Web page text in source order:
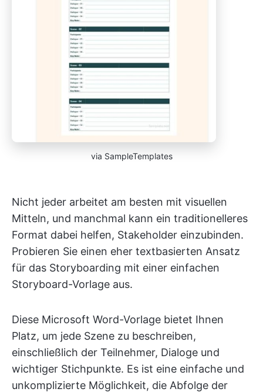
via SampleTemplates
Nicht jeder arbeitet am besten mit visuellen
Mitteln, und manchmal kann ein traditionelleres
Format dabei helfen, Stakeholder einzubinden.
Probieren Sie einen eher textbasierten Ansatz
für das Storyboarding mit einer einfachen
Storyboard-Vorlage aus.
Diese Microsoft Word-Vorlage bietet Ihnen
Platz, um jede Szene zu beschreiben,
einschließlich der Teilnehmer, Dialoge und
wichtiger Stichpunkte. Es ist eine einfache und
unkomplizierte Möglichkeit, die Abfolge der